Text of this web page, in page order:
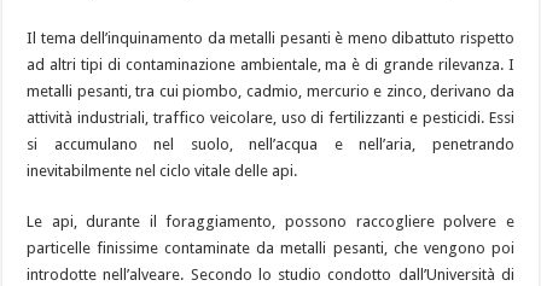
Il tema dell’inquinamento da metalli pesanti è meno dibattuto rispetto
ad altri tipi di contaminazione ambientale, ma è di grande rilevanza. I
metalli pesanti, tra cui piombo, cadmio, mercurio e zinco, derivano da
attività industriali, traffico veicolare, uso di fertilizzanti e pesticidi. Essi
si accumulano nel suolo, nell’acqua e nell’aria, penetrando
inevitabilmente nel ciclo vitale delle api.
Le api, durante il foraggiamento, possono raccogliere polvere e
particelle finissime contaminate da metalli pesanti, che vengono poi
introdotte nell’alveare. Secondo lo studio condotto dall’Università di